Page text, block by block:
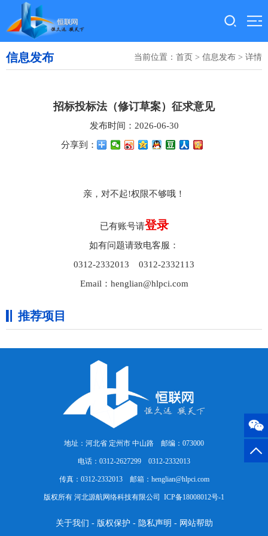
信息发布 当前位置： 首页 > 信息发布 > 详情
招标投标法（修订草案）征求意见
发布时间：2026-06-30
分享到：
亲，对不起!权限不够哦！
已有账号请登录
如有问题请致电客服：
0312-2332013 0312-2332113
Email：henglian@hlpci.com
推荐项目
地址：河北省 定州市 中山路 邮编：073000
电话：0312-2627299 0312-2332013
传真：0312-2332013 邮箱：henglian@hlpci.com
版权所有 河北源航网络科技有限公司 ICP备18008012号-1
关于我们 - 版权保护 - 隐私声明 - 网站帮助